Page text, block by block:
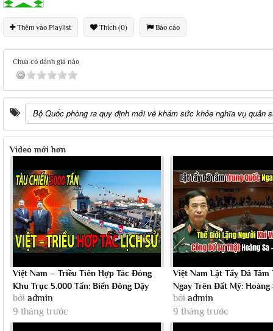
Thêm vào Playlist Thích (0) Báo cáo
Chưa có đánh giá nào
Bộ Quốc phòng ra quy định mới về khám sức khỏe nghĩa vụ quân
Video mới hơn
Việt Nam – Triều Tiên Hợp Tác Đóng
Khu Trục 5.000 Tấn: Biển Đông Dậy
Sóng,...
bởi admin
9 tháng trước
Việt Nam Lật Tẩy Dã Tâm
Ngay Trên Đất Mỹ: Hoàng
Sa...
bởi admin
9 tháng trước